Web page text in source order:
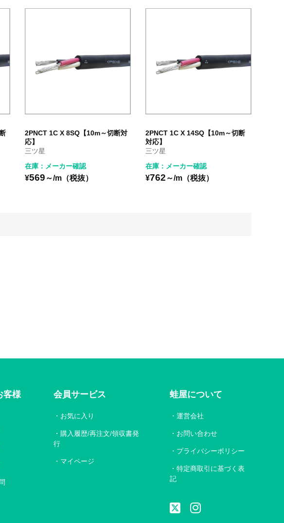
2PNCT 1C X 8SQ【10m～切断対
応】
三ツ星
在庫：メーカー確認
¥569 ～/m（税抜）
2PNCT 1C X 14SQ【10m～切断
対応】
三ツ星
在庫：メーカー確認
¥762 ～/m（税抜）
客様
会員サービス
お気に入り
購入履歴/再注文/領収書発
行
マイページ
蛙屋について
運営会社
お問い合わせ
プライバシーポリシー
特定商取引に基づく表
記